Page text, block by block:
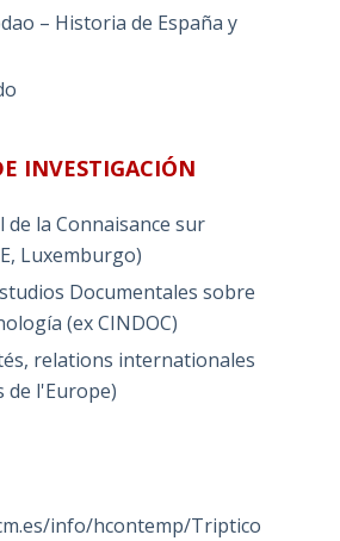
– Historia de España y
INVESTIGACIÓN
la Connaisance sur
Luxemburgo)
Documentales sobre
(ex CINDOC)
relations internationales
de l'Europe)
info/hcontemp/Triptico